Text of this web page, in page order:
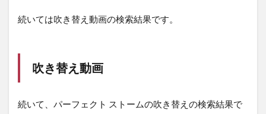
続いては吹き替え動画の検索結果です。
吹き替え動画
続いて、パーフェクト ストームの吹き替えの検索結果で